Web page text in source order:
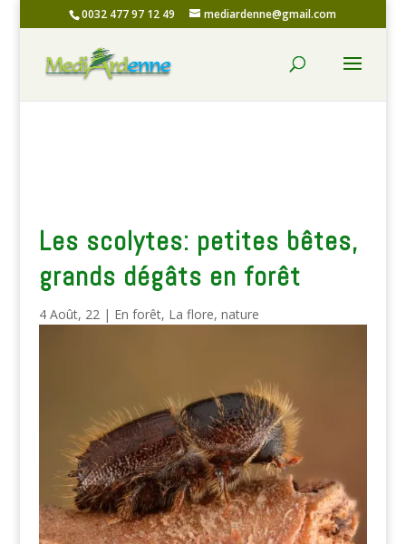
0032 477 97 12 49 mediardenne@gmail.com
Les scolytes: petites bêtes,
grands dégâts en forêt
4 Août, 22| En forêt, La flore, nature